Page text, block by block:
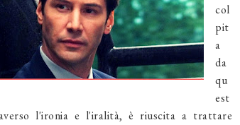
col
pit
a
da
qu
est
l'ironia e l'iralità, è riuscita a trattare